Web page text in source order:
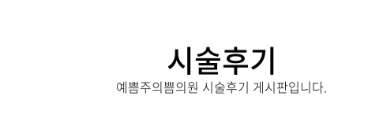
시술후기
예쁨주의쁨의원 시술후기 게시판입니다.